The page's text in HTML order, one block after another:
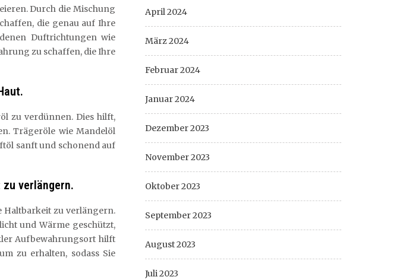
Durch die Mischung
die genau auf Ihre
Duftrichtungen wie
zu schaffen, die Ihre
zu verdünnen. Dies hilft,
Trägeröle wie Mandelöl
sanft und schonend auf
verlängern.
Haltbarkeit zu verlängern.
und Wärme geschützt,
Aufbewahrungsort hilft
zu erhalten, sodass Sie
April 2024
März 2024
Februar 2024
Januar 2024
Dezember 2023
November 2023
Oktober 2023
September 2023
August 2023
Juli 2023